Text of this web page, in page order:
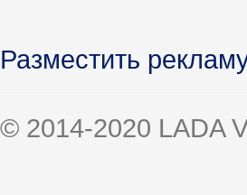
Разместить
© 2014-2020 LADA